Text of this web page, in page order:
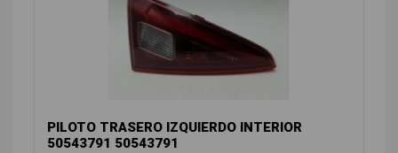
PILOTO TRASERO IZQUIERDO INTERIOR
50543791 50543791